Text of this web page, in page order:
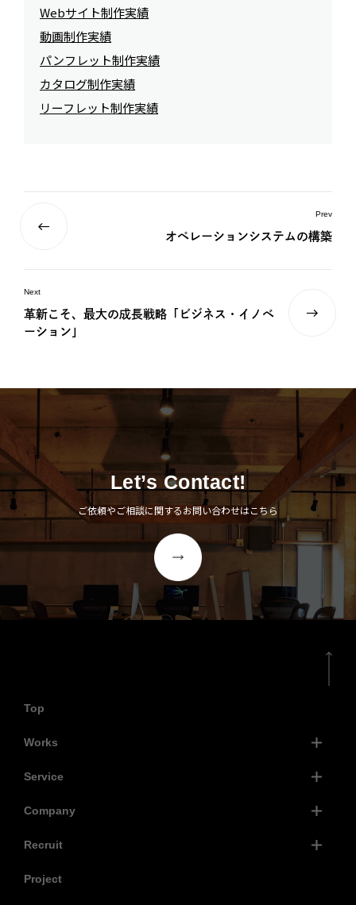
Webサイト制作実績
動画制作実績
パンフレット制作実績
カタログ制作実績
リーフレット制作実績
Prev
オペレーションシステムの構築
Next
革新こそ、最大の成長戦略「ビジネス・イノベ
ーション」
Let’s Contact!
ご依頼やご相談に関するお問い合わせはこちら
Top
Works
Service
Company
Recruit
Project